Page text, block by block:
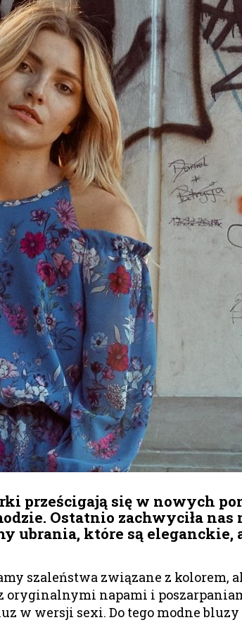
prześcigają się w nowych
Ostatnio zachwyciła nas
ubrania, które są eleganckie,
szaleństwa związane z kolorem,
napami i
w wersji sexi. Do tego modne